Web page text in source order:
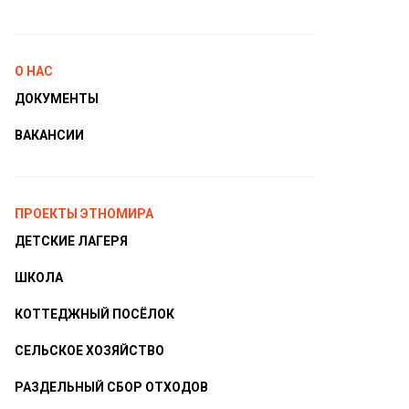
О НАС
ДОКУМЕНТЫ
ВАКАНСИИ
ПРОЕКТЫ ЭТНОМИРА
ДЕТСКИЕ ЛАГЕРЯ
ШКОЛА
КОТТЕДЖНЫЙ ПОСЁЛОК
СЕЛЬСКОЕ ХОЗЯЙСТВО
РАЗДЕЛЬНЫЙ СБОР ОТХОДОВ